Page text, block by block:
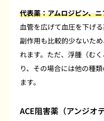
代表薬：アムロジピン、
血管を広げて血圧を下げ
副作用も比較的少ないた
れます。ただ、浮腫（む
り、その場合には他の種
ます。
ACE阻害薬（アンジオ